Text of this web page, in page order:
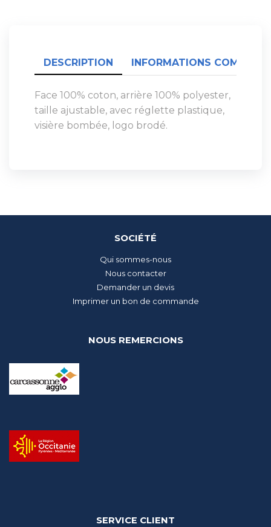
DESCRIPTION INFORMATIONS
Face 100% coton, arrière 100% polyester,
taille ajustable, avec réglette plastique,
visière bombée, logo brodé.
SOCIÉTÉ
Qui sommes-nous
Nous contacter
Demander un devis
Imprimer un bon de commande
NOUS REMERCIONS
SERVICE CLIENT